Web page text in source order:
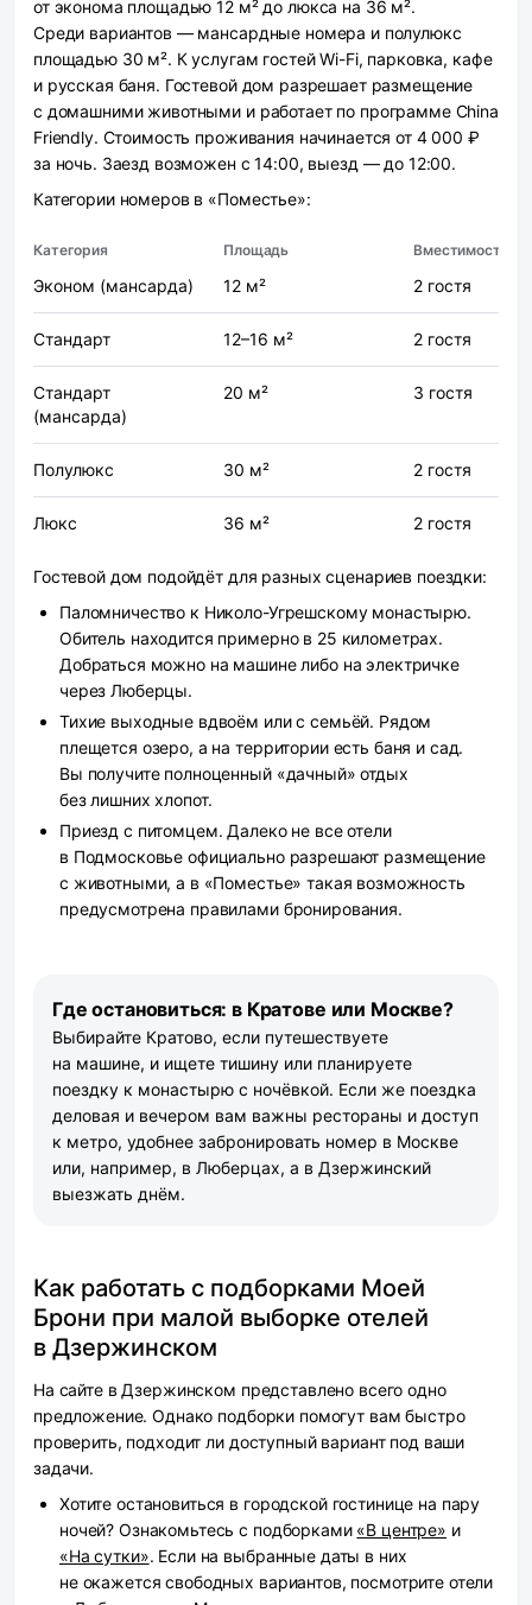
от эконома площадью 12 м² до люкса на 36 м².
Среди вариантов — мансардные номера и полулюкс
площадью 30 м². К услугам гостей Wi-Fi, парковка, кафе
и русская баня. Гостевой дом разрешает размещение
с домашними животными и работает по программе China
Friendly. Стоимость проживания начинается от 4 000 ₽
за ночь. Заезд возможен с 14:00, выезд — до 12:00.
Категории номеров в «Поместье»:
Категория Площадь Вместимость
Эконом (мансарда) 12 м² 2 гостя
Стандарт 12–16 м² 2 гостя
Стандарт
(мансарда)
20 м² 3 гостя
Полулюкс 30 м² 2 гостя
Люкс 36 м² 2 гостя
Гостевой дом подойдёт для разных сценариев поездки:
Паломничество к Николо-Угрешскому монастырю.
Обитель находится примерно в 25 километрах.
Добраться можно на машине либо на электричке
через Люберцы.
Тихие выходные вдвоём или с семьёй. Рядом
плещется озеро, а на территории есть баня и сад.
Вы получите полноценный «дачный» отдых
без лишних хлопот.
Приезд с питомцем. Далеко не все отели
в Подмосковье официально разрешают размещение
с животными, а в «Поместье» такая возможность
предусмотрена правилами бронирования.
Где остановиться: в Кратове или Москве?
Выбирайте Кратово, если путешествуете
на машине, и ищете тишину или планируете
поездку к монастырю с ночёвкой. Если же поездка
деловая и вечером вам важны рестораны и доступ
к метро, удобнее забронировать номер в Москве
или, например, в Люберцах, а в Дзержинский
выезжать днём.
Как работать с подборками Моей
Брони при малой выборке отелей
в Дзержинском
На сайте в Дзержинском представлено всего одно
предложение. Однако подборки помогут вам быстро
проверить, подходит ли доступный вариант под ваши
задачи.
Хотите остановиться в городской гостинице на пару
ночей? Ознакомьтесь с подборками «В центре» и
«На сутки». Если на выбранные даты в них
не окажется свободных вариантов, посмотрите отели